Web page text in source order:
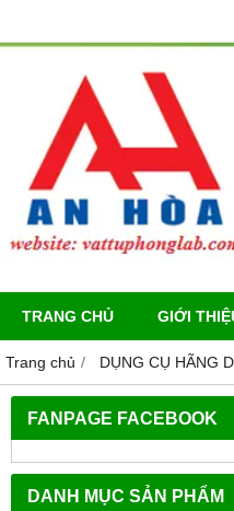
TRANG CHỦ GIỚI
Trang chủ DỤNG CỤ HÃNG
FANPAGE FACEBOOK
DANH MỤC SẢN PHẨM